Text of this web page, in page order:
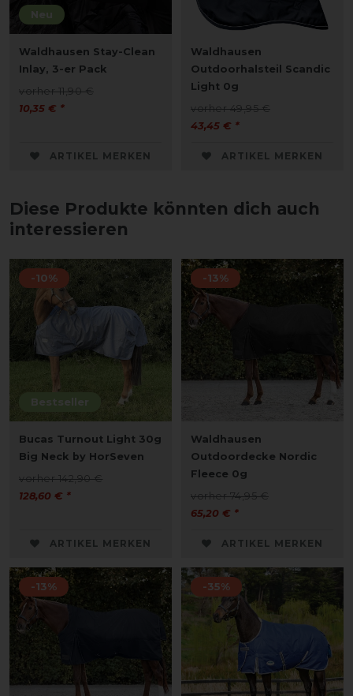
Neu
Waldhausen Stay-Clean
Inlay, 3-er Pack
vorher 11,90 €
10,35 € *
ARTIKEL MERKEN
Waldhausen
Outdoorhalsteil Scandic
Light 0g
vorher 49,95 €
43,45 € *
ARTIKEL MERKEN
Diese Produkte könnten dich auch
interessieren
Bestseller
-10%
Bucas Turnout Light 30g
Big Neck by HorSeven
vorher 142,90 €
128,60 € *
ARTIKEL MERKEN
-13%
Waldhausen
Outdoordecke Nordic
Fleece 0g
vorher 74,95 €
65,20 € *
ARTIKEL MERKEN
-13% -35%